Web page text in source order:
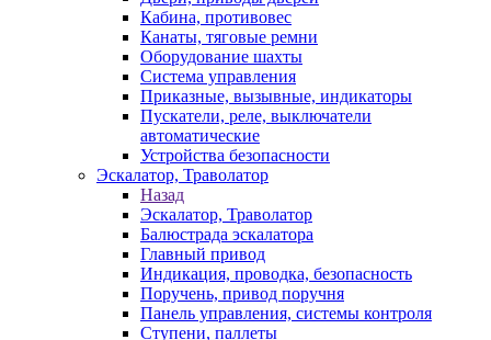
Кабина, противовес
Канаты, тяговые ремни
Оборудование шахты
Система управления
Приказные, вызывные, индикаторы
Пускатели, реле, выключатели
автоматические
Устройства безопасности
Эскалатор, Траволатор
Назад
Эскалатор, Траволатор
Балюстрада эскалатора
Главный привод
Индикация, проводка, безопасность
Поручень, привод поручня
Панель управления, системы контроля
Ступени, паллеты